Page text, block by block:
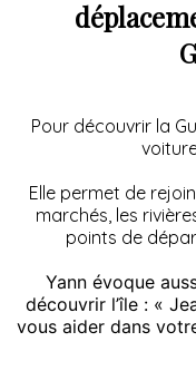
Pour découvrir la
Elle permet de
marchés, les
points de
Yann évoque
découvrir l’île : «
vous aider dans